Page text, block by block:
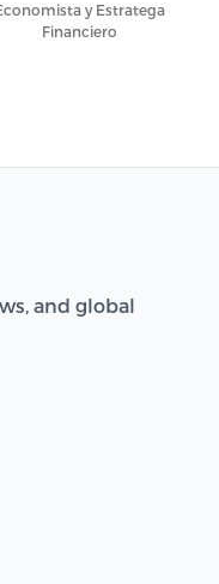
y Estratega
Financiero
and global